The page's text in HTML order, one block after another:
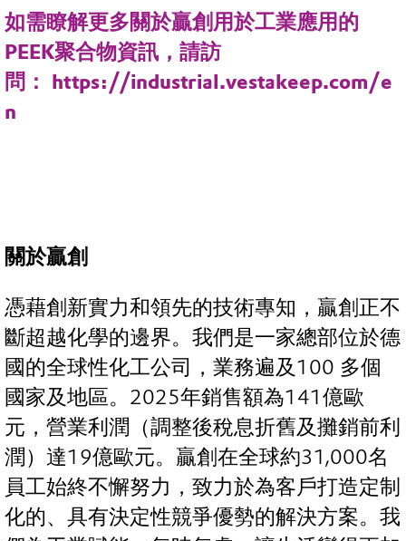
如需瞭解更多關於贏創用於工業應用的
PEEK聚合物資訊，請訪
問： https://industrial.vestakeep.com/e
n
關於贏創
憑藉創新實力和領先的技術專知，贏創正不
斷超越化學的邊界。我們是一家總部位於德
國的全球性化工公司，業務遍及100 多個
國家及地區。2025年銷售額為141億歐
元，營業利潤（調整後稅息折舊及攤銷前利
潤）達19億歐元。贏創在全球約31,000名
員工始終不懈努力，致力於為客戶打造定制
化的、具有決定性競爭優勢的解決方案。我